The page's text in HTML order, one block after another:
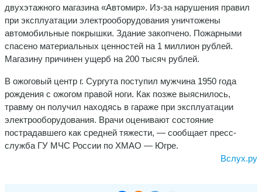
двухэтажного магазина «Автомир». Из-за нарушения правил
при эксплуатации электрооборудования уничтожены
автомобильные покрышки. Здание закопчено. Пожарными
спасено материальных ценностей на 1 миллион рублей.
Магазину причинен ущерб на 200 тысяч рублей.
В ожоговый центр г. Сургута поступил мужчина 1950 года
рождения с ожогом правой ноги. Как позже выяснилось,
травму он получил находясь в гараже при эксплуатации
электрооборудования. Врачи оценивают состояние
пострадавшего как средней тяжести, — сообщает пресс-
служба ГУ МЧС России по ХМАО — Югре.
Вслух.ру